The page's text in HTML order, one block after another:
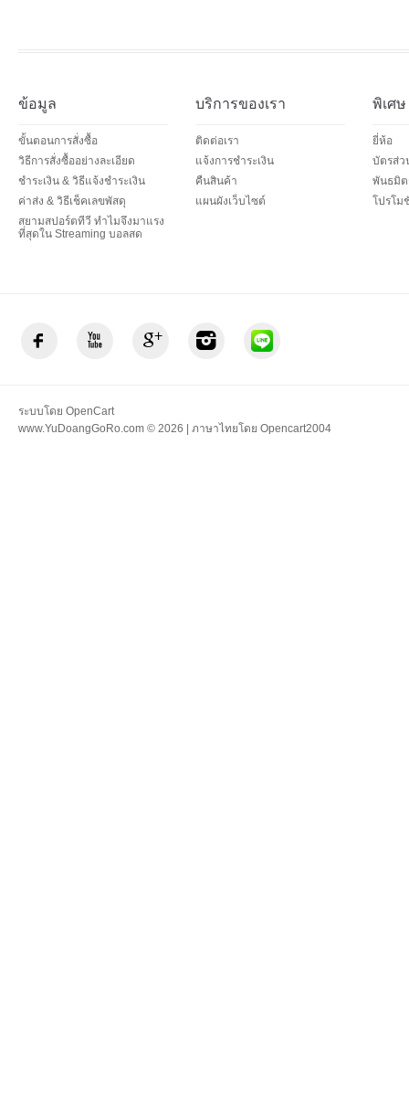
ข้อมูล
ขั้นตอนการสั่งซื้อ
วิธีการสั่งซื้ออย่างละเอียด
ชำระเงิน & วิธีแจ้งชำระเงิน
ค่าส่ง & วิธีเช็คเลขพัสดุ
สยามสปอร์ตทีวี ทำไมจึงมาแรง
ที่สุดใน Streaming บอลสด
บริการของเรา
ติดต่อเรา
แจ้งการชำระเงิน
คืนสินค้า
แผนผังเว็บไซต์
พิเศษ
ยี่ห้อ
บัตรส่ว
พันธมิต
โปรโม
ระบบโดย OpenCart
www.YuDoangGoRo.com © 2026 | ภาษาไทยโดย Opencart2004